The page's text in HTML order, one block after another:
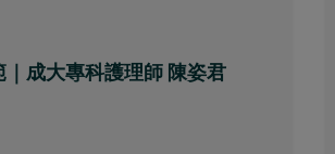
｜成大專科護理師 陳姿君